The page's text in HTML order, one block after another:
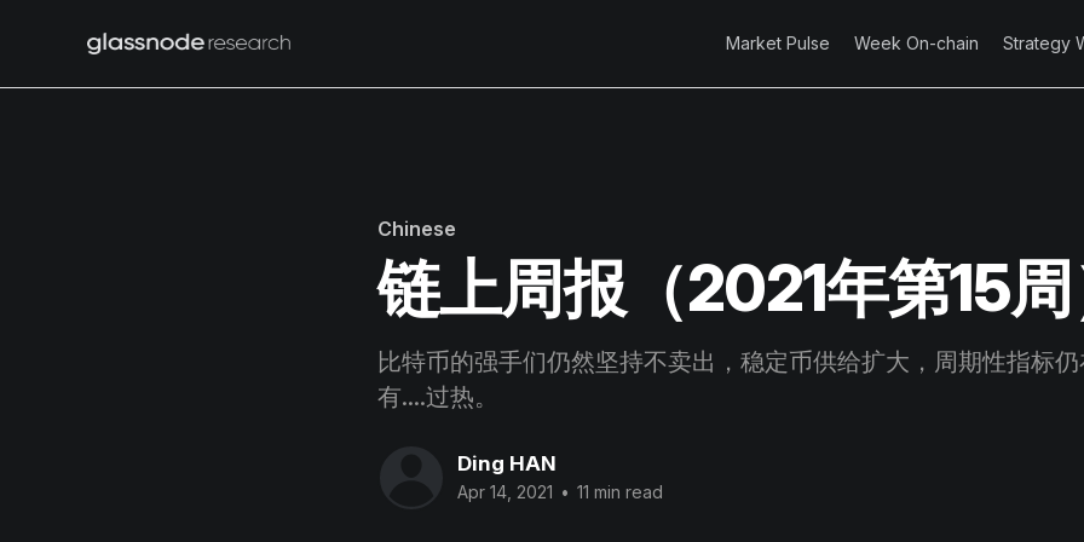
Market Pulse Week On-chain Strategy
Chinese
链上周报（2021年第15
比特币的强手们仍然坚持不卖出，稳定币供给扩大，周期性指标
有....过热。
Ding HAN
Apr 14, 2021 • 11 min read